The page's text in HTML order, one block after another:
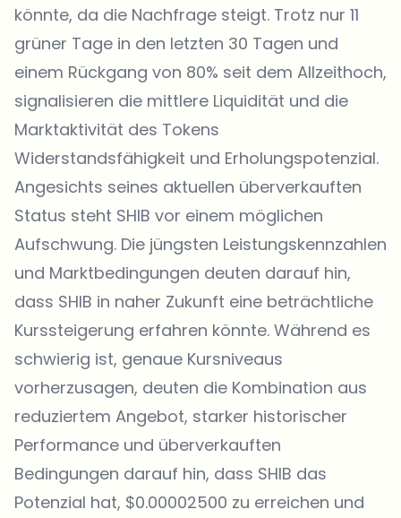
könnte, da die Nachfrage steigt. Trotz nur 11
grüner Tage in den letzten 30 Tagen und
einem Rückgang von 80% seit dem Allzeithoch,
signalisieren die mittlere Liquidität und die
Marktaktivität des Tokens
Widerstandsfähigkeit und Erholungspotenzial.
Angesichts seines aktuellen überverkauften
Status steht SHIB vor einem möglichen
Aufschwung. Die jüngsten Leistungskennzahlen
und Marktbedingungen deuten darauf hin,
dass SHIB in naher Zukunft eine beträchtliche
Kurssteigerung erfahren könnte. Während es
schwierig ist, genaue Kursniveaus
vorherzusagen, deuten die Kombination aus
reduziertem Angebot, starker historischer
Performance und überverkauften
Bedingungen darauf hin, dass SHIB das
Potenzial hat, $0.00002500 zu erreichen und